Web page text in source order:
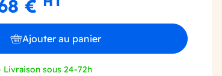
€
Ajouter au panier
Livraison sous 24-72h